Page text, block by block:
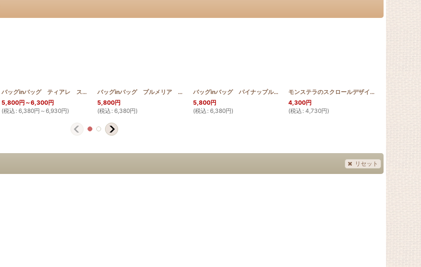
[HQB_BinB_HONU バッグinバッグ ティアレ スクロールデザイン [HQB_BinB_TIA
5,800円 ～6,300円
(税込 : 6,380円 ～6,930円)
バッグinバッグ プルメリア スクロールデザイン [ HQB_BinB_PUL]
5,800円
(税込 : 6,380円)
バッグinバッグ パイナップル スクロールデザイン [ HQB_BinB_PINE
5,800円
(税込 : 6,380円)
モンステラのスクロールデザイン 長財布
4,300円
(税込 : 4,730円)
リセット